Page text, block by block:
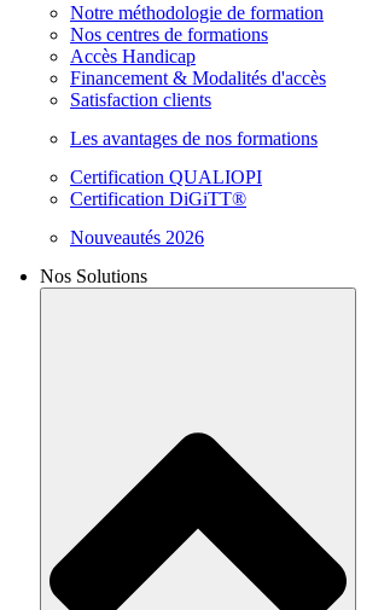
Notre méthodologie de formation
Nos centres de formations
Accès Handicap
Financement & Modalités d'accès
Satisfaction clients
Les avantages de nos formations
Certification QUALIOPI
Certification DiGiTT®
Nouveautés 2026
Nos Solutions